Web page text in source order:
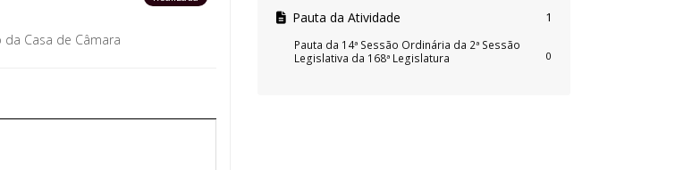
da Casa de Câmara
Pauta da Atividade 1
Pauta da 14ª Sessão Ordinária da 2ª Sessão
Legislativa da 168ª Legislatura
0